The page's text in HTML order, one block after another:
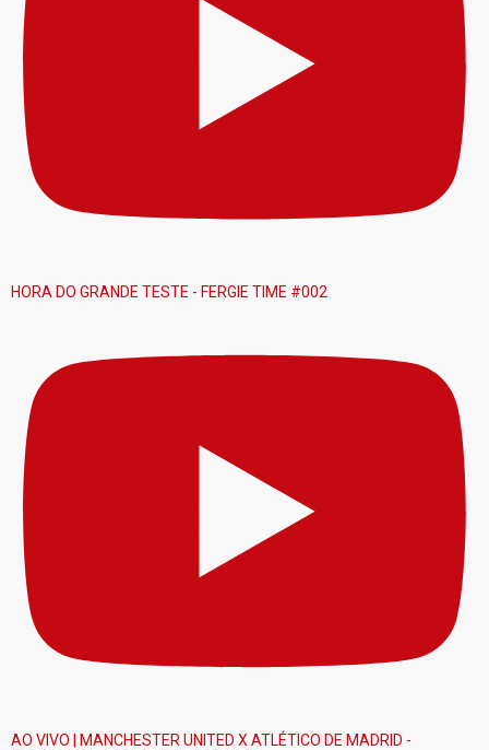
HORA DO GRANDE TESTE - FERGIE TIME #002
AO VIVO | MANCHESTER UNITED X ATLÉTICO DE MADRID -